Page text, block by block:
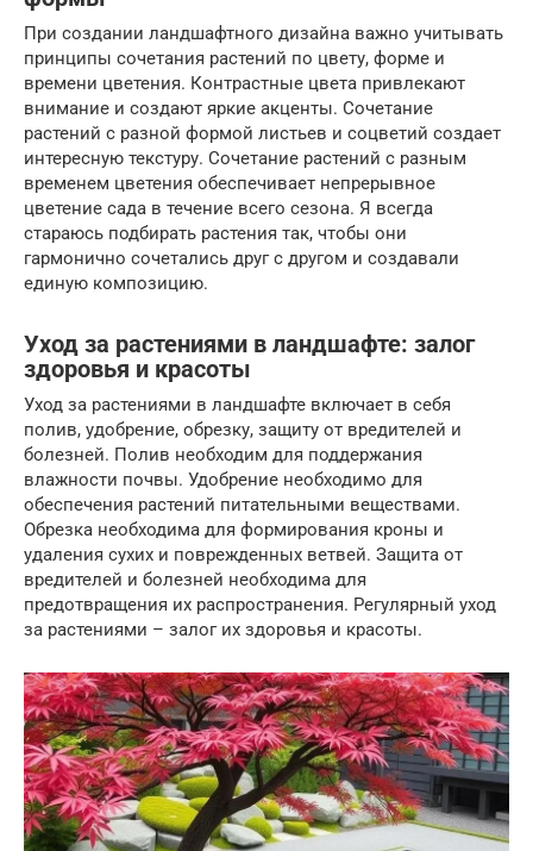
При создании ландшафтного дизайна важно учитывать
принципы сочетания растений по цвету, форме и
времени цветения. Контрастные цвета привлекают
внимание и создают яркие акценты. Сочетание
растений с разной формой листьев и соцветий создает
интересную текстуру. Сочетание растений с разным
временем цветения обеспечивает непрерывное
цветение сада в течение всего сезона. Я всегда
стараюсь подбирать растения так, чтобы они
гармонично сочетались друг с другом и создавали
единую композицию.
Уход за растениями в ландшафте: залог
здоровья и красоты
Уход за растениями в ландшафте включает в себя
полив, удобрение, обрезку, защиту от вредителей и
болезней. Полив необходим для поддержания
влажности почвы. Удобрение необходимо для
обеспечения растений питательными веществами.
Обрезка необходима для формирования кроны и
удаления сухих и поврежденных ветвей. Защита от
вредителей и болезней необходима для
предотвращения их распространения. Регулярный уход
за растениями – залог их здоровья и красоты.